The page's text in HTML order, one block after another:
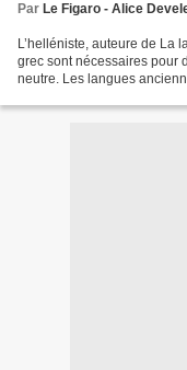
Par Le Figaro - Alice
L’helléniste, auteure de La
grec sont nécessaires pour
neutre. Les langues